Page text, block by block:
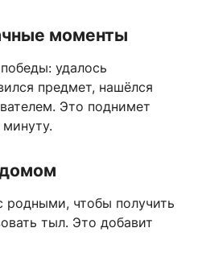
моменты
удалось
предмет, нашёлся
Это поднимет
родными, чтобы получить
тыл. Это добавит